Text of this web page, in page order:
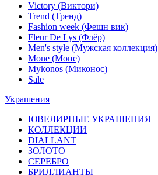
Victory (Виктори)
Trend (Тренд)
Fashion week (Фешн вик)
Fleur De Lys (Флёр)
Men's style (Мужская коллекция)
Mone (Моне)
Mykonos (Миконос)
Sale
Украшения
ЮВЕЛИРНЫЕ УКРАШЕНИЯ
КОЛЛЕКЦИИ
DIALLANT
ЗОЛОТО
СЕРЕБРО
БРИЛЛИАНТЫ